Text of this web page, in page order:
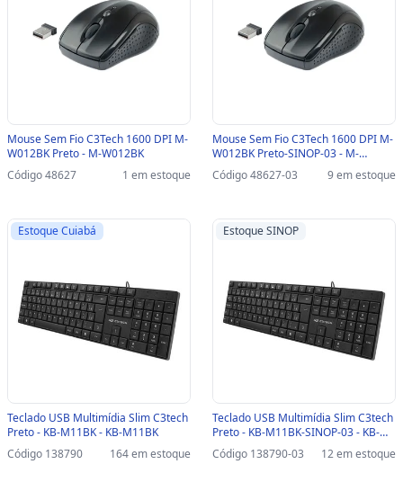
Mouse Sem Fio C3Tech 1600 DPI M-
W012BK Preto - M-W012BK
Código 48627
1 em estoque
Mouse Sem Fio C3Tech 1600 DPI M-
W012BK Preto-SINOP-03 - M-
W012BK
Código 48627-03 9 em estoque
Estoque Cuiabá
Teclado USB Multimídia Slim C3tech
Preto - KB-M11BK - KB-M11BK
Código 138790
164 em estoque
Estoque SINOP
Teclado USB Multimídia Slim C3tech
Preto - KB-M11BK-SINOP-03 - KB-
M11BK
Código 138790-03 12 em estoque